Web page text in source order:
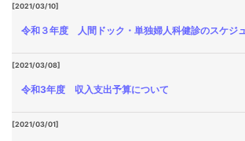
[2021/03/10]
令和３年度 人間ドック・単独婦人科健診のスケジ
[2021/03/08]
令和3年度 収入支出予算について
[2021/03/01]